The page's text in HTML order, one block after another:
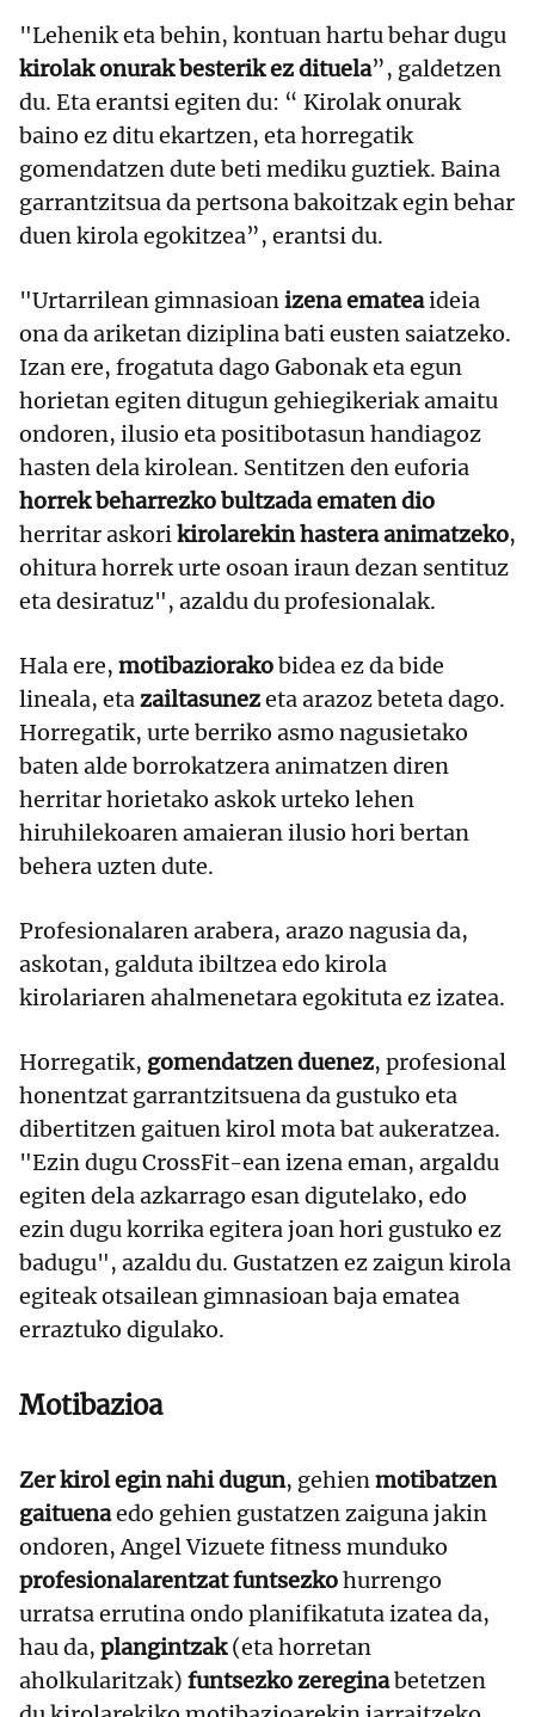
"Lehenik eta behin, kontuan hartu behar dugu
kirolak onurak besterik ez dituela”, galdetzen
du. Eta erantsi egiten du: “ Kirolak onurak
baino ez ditu ekartzen, eta horregatik
gomendatzen dute beti mediku guztiek. Baina
garrantzitsua da pertsona bakoitzak egin behar
duen kirola egokitzea”, erantsi du.
"Urtarrilean gimnasioanizena emateaideia
ona da ariketan diziplina bati eusten saiatzeko.
Izan ere, frogatuta dago Gabonak eta egun
horietan egiten ditugun gehiegikeriak amaitu
ondoren, ilusio eta positibotasun handiagoz
hasten dela kirolean. Sentitzen den euforia
horrek beharrezko bultzada ematen dio
herritar askorikirolarekin hastera animatzeko,
ohitura horrek urte osoan iraun dezan sentituz
eta desiratuz", azaldu du profesionalak.
Hala ere, motibaziorakobidea ez da bide
lineala, etazailtasunezeta arazoz beteta dago.
Horregatik, urte berriko asmo nagusietako
baten alde borrokatzera animatzen diren
herritar horietako askok urteko lehen
hiruhilekoaren amaieran ilusio hori bertan
behera uzten dute.
Profesionalaren arabera, arazo nagusia da,
askotan, galduta ibiltzea edo kirola
kirolariaren ahalmenetara egokituta ez izatea.
Horregatik, gomendatzen duenez, profesional
honentzat garrantzitsuena da gustuko eta
dibertitzen gaituen kirol mota bat aukeratzea.
"Ezin dugu CrossFit-ean izena eman, argaldu
egiten dela azkarrago esan digutelako, edo
ezin dugu korrika egitera joan hori gustuko ez
badugu", azaldu du. Gustatzen ez zaigun kirola
egiteak otsailean gimnasioan baja ematea
erraztuko digulako.
Motibazioa
Zer kirol egin nahi dugun, gehienmotibatzen
gaituenaedo gehien gustatzen zaiguna jakin
ondoren, Angel Vizuete fitness munduko
profesionalarentzat funtsezkohurrengo
urratsa errutina ondo planifikatuta izatea da,
hau da, plangintzak(eta horretan
aholkularitzak) funtsezko zereginabetetzen